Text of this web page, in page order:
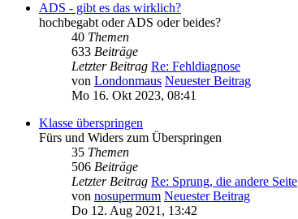
ADS - gibt es das wirklich?
hochbegabt oder ADS oder beides?
40 Themen
633 Beiträge
Letzter Beitrag Re: Fehldiagnose
von Londonmaus Neuester Beitrag
Mo 16. Okt 2023, 08:41
Klasse überspringen
Fürs und Widers zum Überspringen
35 Themen
506 Beiträge
Letzter Beitrag Re: Sprung, die andere Seite
von nosupermum Neuester Beitrag
Do 12. Aug 2021, 13:42